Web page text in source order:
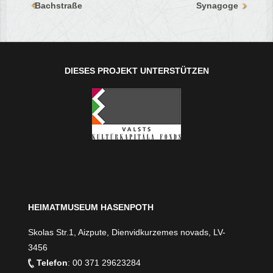
Bachstraße Synagoge
DIESES PROJEKT UNTERSTÜTZEN
HEIMATMUSEUM HASENPOTH
Skolas Str.1, Aizpute, Dienvidkurzemes novads, LV-
3456
Telefon: 00 371 29623284